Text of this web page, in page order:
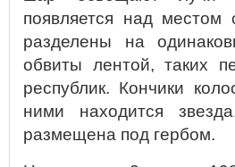
появляется над местом
разделены на
обвиты лентой, таких
республик. Кончики
ними находится
размещена под гербом.